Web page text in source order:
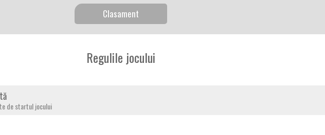
Clasament
Regulile jocului
de startul jocului